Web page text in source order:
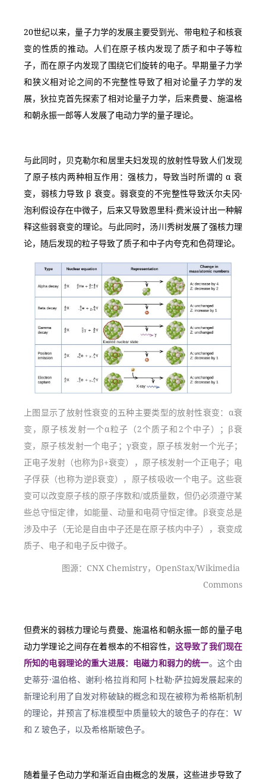
20世纪以来，量子力学的发展主要受到光、带电粒子和核衰
变的性质的推动。人们在原子核内发现了质子和中子等粒
子，而在原子内发现了围绕它们旋转的电子。早期量子力学
和狭义相对论之间的不完整性导致了相对论量子力学的发
展，狄拉克首先探索了相对论量子力学，后来费曼、施温格
和朝永振一郎等人发展了电动力学的量子理论。
与此同时，贝克勒尔和居里夫妇发现的放射性导致人们发现
了原子核内两种相互作用：强核力，导致当时所谓的 α 衰
变，弱核力导致 β 衰变。弱衰变的不完整性导致沃尔夫冈·
泡利假设存在中微子，后来又导致恩里科·费米设计出一种解
释这些弱衰变的理论。与此同时，汤川秀树发展了强核力理
论，随后发现的粒子导致了质子和中子内夸克和色荷理论。
上图显示了放射性衰变的五种主要类型的放射性衰变：α衰
变，原子核发射一个α粒子（2个质子和2个中子）；β衰
变，原子核发射一个电子；γ衰变，原子核发射一个光子；
正电子发射（也称为β+衰变），原子核发射一个正电子；电
子俘获（也称为逆β衰变），原子核吸收一个电子。这些衰
变可以改变原子核的原子序数和/或质量数，但仍必须遵守某
些总守恒定律，如能量、动量和电荷守恒定律。β衰变总是
涉及中子（无论是自由中子还是在原子核内中子），衰变成
质子、电子和电子反中微子。
图源：CNX Chemistry，OpenStax/Wikimedia
Commons
但费米的弱核力理论与费曼、施温格和朝永振一郎的量子电
动力学理论之间存在着根本的不相容性， 这导致了我们现在
所知的电弱理论的重大进展：电磁力和弱力的统一。这个由
史蒂芬·温伯格、谢利·格拉肖和阿卜杜勒·萨拉姆发展起来的
新理论利用了自发对称破缺的概念和现在被称为希格斯机制
的理论，并预言了标准模型中质量较大的玻色子的存在：W
和 Z 玻色子，以及希格斯玻色子。
随着量子色动力学和渐近自由概念的发展，这些进步导致了